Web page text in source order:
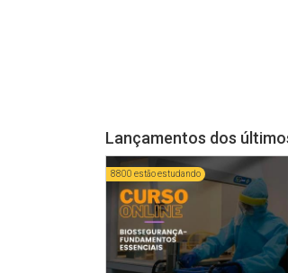
Lançamentos dos
8800 estão estudando